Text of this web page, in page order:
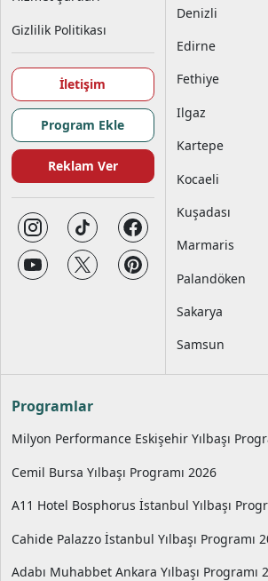
Gizlilik Politikası
İletişim
Program Ekle
Reklam Ver
Denizli
Edirne
Fethiye
Ilgaz
Kartepe
Kocaeli
Kuşadası
Marmaris
Palandöken
Sakarya
Samsun
Programlar
Milyon Performance Eskişehir Yılbaşı
Cemil Bursa Yılbaşı Programı 2026
A11 Hotel Bosphorus İstanbul Yılbaşı
Cahide Palazzo İstanbul Yılbaşı Programı
Adabı Muhabbet Ankara Yılbaşı Programı